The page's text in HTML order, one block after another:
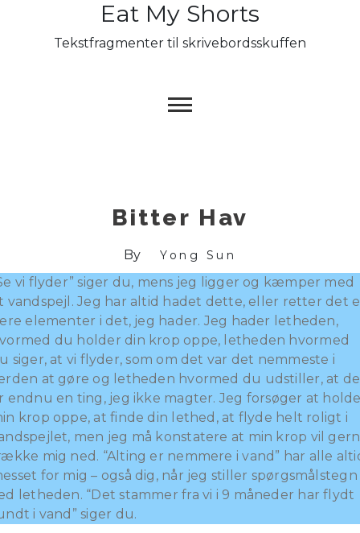
Eat My Shorts
Tekstfragmenter til skrivebordsskuffen
Bitter Hav
By Yong Sun
vi flyder” siger du, mens jeg ligger og kæmper med
vandspejl. Jeg har altid hadet dette, eller retter det
elementer i det, jeg hader. Jeg hader letheden,
du holder din krop oppe, letheden hvormed
siger, at vi flyder, som om det var det nemmeste i
at gøre og letheden hvormed du udstiller, at
endnu en ting, jeg ikke magter. Jeg forsøger at
krop oppe, at finde din lethed, at flyde helt roligt i
men jeg må konstatere at min krop vil
mig ned. “Alting er nemmere i vand” har alle
for mig – også dig, når jeg stiller spørgsmålstegn
letheden. “Det stammer fra vi i 9 måneder har flydt
i vand” siger du.